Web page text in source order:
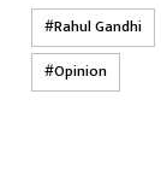
Rahul Gandhi
Opinion